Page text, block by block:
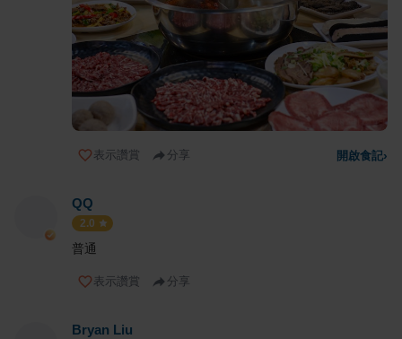
表示讚賞 分享 開啟食記›
QQ
2.0
普通
表示讚賞 分享
Bryan Liu